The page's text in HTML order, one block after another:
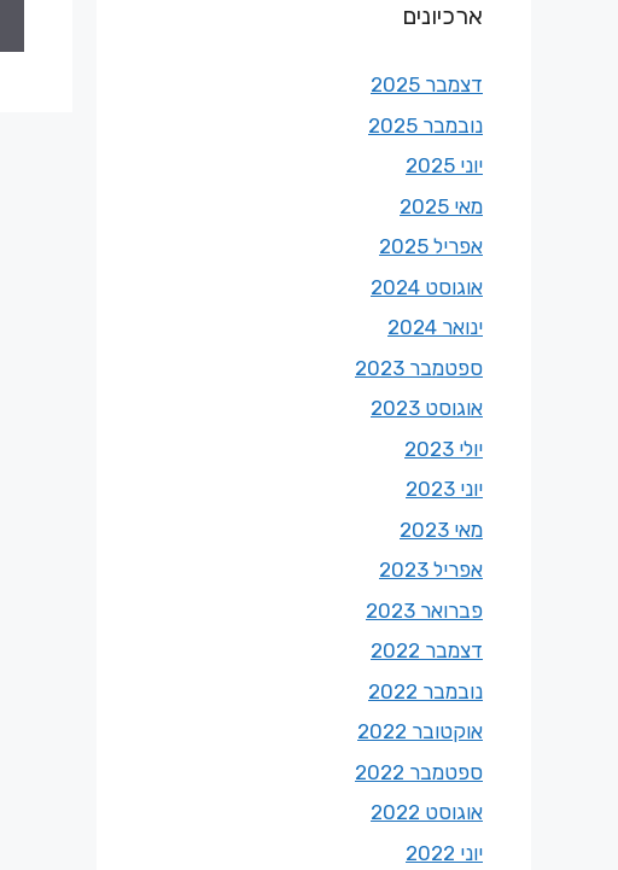
ארכיונים
דצמבר 2025
נובמבר 2025
יוני 2025
מאי 2025
אפריל 2025
אוגוסט 2024
ינואר 2024
ספטמבר 2023
אוגוסט 2023
יולי 2023
יוני 2023
מאי 2023
אפריל 2023
פברואר 2023
דצמבר 2022
נובמבר 2022
אוקטובר 2022
ספטמבר 2022
אוגוסט 2022
יוני 2022